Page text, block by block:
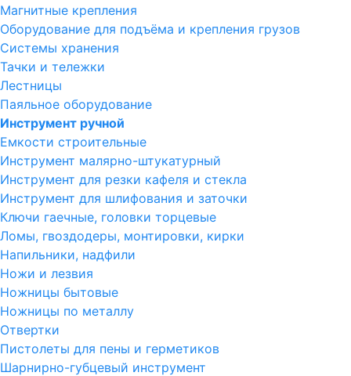
Магнитные крепления
Оборудование для подъёма и крепления грузов
Системы хранения
Тачки и тележки
Лестницы
Паяльное оборудование
Инструмент ручной
Емкости строительные
Инструмент малярно-штукатурный
Инструмент для резки кафеля и стекла
Инструмент для шлифования и заточки
Ключи гаечные, головки торцевые
Ломы, гвоздодеры, монтировки, кирки
Напильники, надфили
Ножи и лезвия
Ножницы бытовые
Ножницы по металлу
Отвертки
Пистолеты для пены и герметиков
Шарнирно-губцевый инструмент